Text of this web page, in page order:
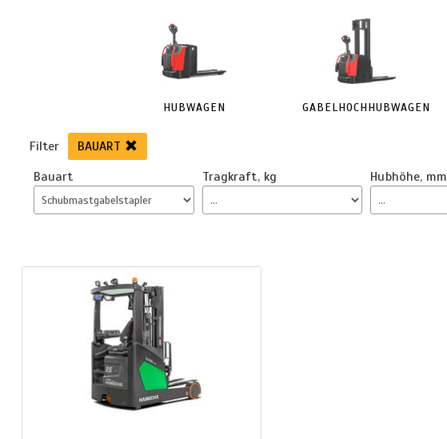
HUBWAGEN GABELHOCHHUBWAGEN
Filter
BAUART
Bauart
Tragkraft, kg Hubhöhe, mm